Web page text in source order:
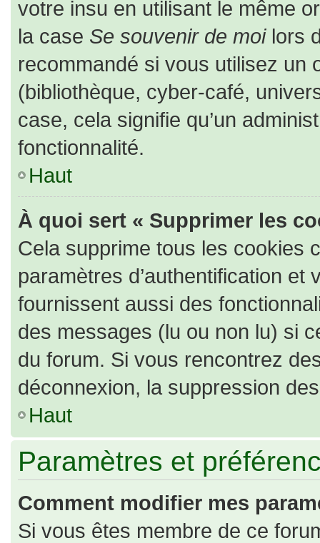
votre insu en utilisant le même
la case Se souvenir de moilors
recommandé si vous utilisez un
(bibliothèque, cyber-café,
case, cela signifie qu’un
fonctionnalité.
Haut
À quoi sert « Supprimer les
Cela supprime tous les cookies
paramètres d’authentification
fournissent aussi des
des messages (lu ou non lu) si
du forum. Si vous rencontrez
déconnexion, la suppression
Haut
Paramètres et
Comment modifier mes
Si vous êtes membre de ce